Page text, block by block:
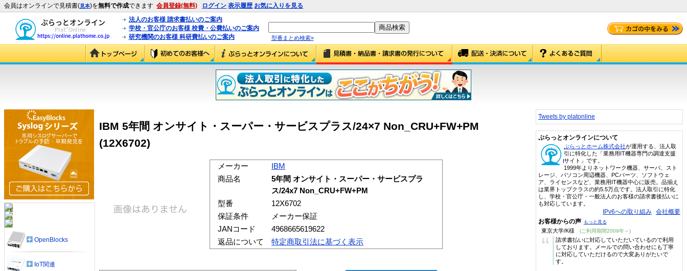
会員はオンラインで見積書(見本)を無料で作成できます 会員登録(無料) ログイン 表示履歴 お気に入りを見る
法人のお客様 請求書払いのご案内
学校・官公庁のお客様 校費・公費払いのご案内
研究機関のお客様 科研費払いのご案内
型番まとめ検索»
IBM 5年間 オンサイト・スーパー・サービスプラス/24×7 Non_CRU+FW+PM
(12X6702)
メーカー
IBM
商品名
5年間 オンサイト・スーパー・サービスプラ
ス/24x7 Non_CRU+FW+PM
型番
12X6702
保証条件
メーカー保証
JANコード
4968665619622
返品について
特定商取引法に基づく表示
OpenBlocks
IoT関連
Tweets by platonline
ぷらっとオンラインについて
ぷらっとホーム株式会社が運用する、法人取
引に特化した「業務用IT機器専門の調達支援
サイト」です。
1999年よりネットワーク機器、サーバ、スト
レージ、パソコン周辺機器、PCパーツ、ソフトウェ
ア、ライセンスなど、業務用IT機器中心に販売。品揃え
は業界トップクラスの約5.5万点です。法人取引に特化
し、学校・官公庁・一般法人のお客様の請求書後払いに
も対応しています。
IPv6への取り組み 会社概要
お客様からの声 もっと見る
東京大学/K様 (ご利用期間2009年～)
“
請求書払いに対応していただいているので利用
しております。メールでの問い合わせにも丁寧
に対応していただけるので大変ありがたいで
す。